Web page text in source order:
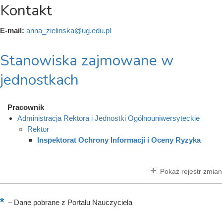
Kontakt
E-mail: anna_zielinska@ug.edu.pl
Stanowiska zajmowane w
jednostkach
Pracownik
Administracja Rektora i Jednostki Ogólnouniwersyteckie
Rektor
Inspektorat Ochrony Informacji i Oceny Ryzyka
Pokaż rejestr zmian
–Dane pobrane z Portalu Nauczyciela